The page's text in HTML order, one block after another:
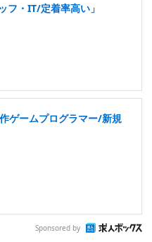
フ・IT/定着率高い」
ゲームプログラマー/新規
Sponsored by